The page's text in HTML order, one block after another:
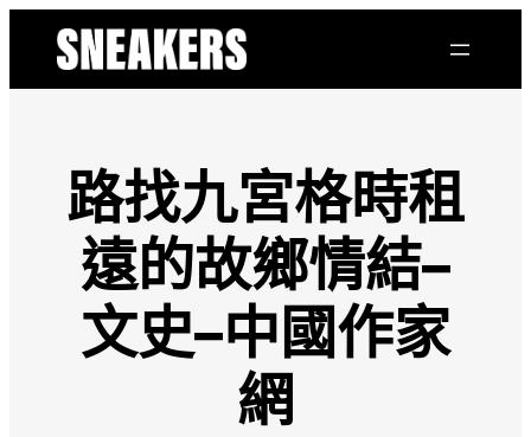
路找九宮格時租
遠的故鄉情結–
文史–中國作家
網